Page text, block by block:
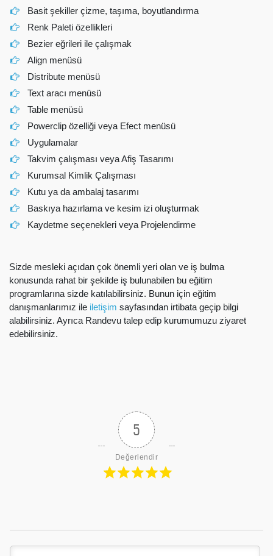
Basit şekiller çizme, taşıma, boyutlandırma
Renk Paleti özellikleri
Bezier eğrileri ile çalışmak
Align menüsü
Distribute menüsü
Text aracı menüsü
Table menüsü
Powerclip özelliği veya Efect menüsü
Uygulamalar
Takvim çalışması veya Afiş Tasarımı
Kurumsal Kimlik Çalışması
Kutu ya da ambalaj tasarımı
Baskıya hazırlama ve kesim izi oluşturmak
Kaydetme seçenekleri veya Projelendirme
Sizde mesleki açıdan çok önemli yeri olan ve iş bulma
konusunda rahat bir şekilde iş bulunabilen bu eğitim
programlarına sizde katılabilirsiniz. Bunun için eğitim
danışmanlarımız ile iletişim sayfasından irtibata geçip bilgi
alabilirsiniz. Ayrıca Randevu talep edip kurumumuzu ziyaret
edebilirsiniz.
5
Değerlendir